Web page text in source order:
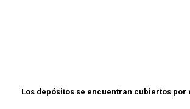
Los depósitos se encuentran cubiertos por